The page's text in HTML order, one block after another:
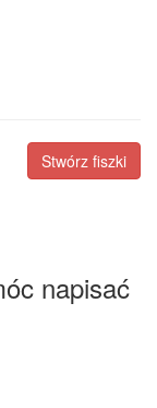
Stwórz fiszki
napisać